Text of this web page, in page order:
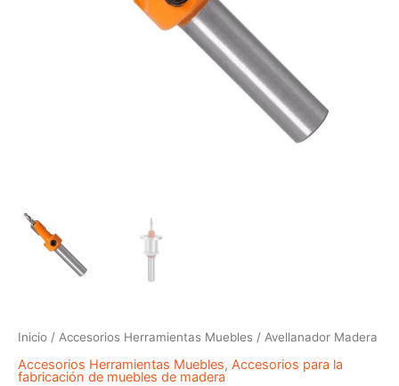
Inicio / Accesorios Herramientas Muebles / Avellanador Madera
Accesorios Herramientas Muebles, Accesorios para la
fabricación de muebles de madera